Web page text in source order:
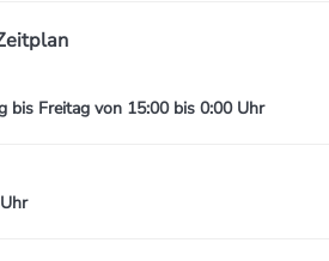
bis Freitag von 15:00 bis 0:00 Uhr